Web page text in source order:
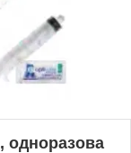
одноразова